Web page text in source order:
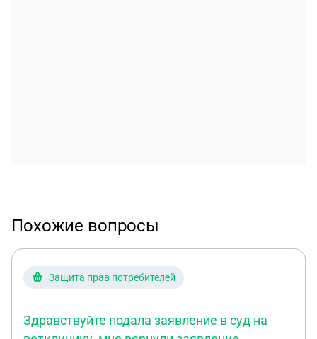
Похожие вопросы
Защита прав потребителей
Здравствуйте подала заявление в суд на